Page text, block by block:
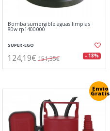
Bomba sumergible aguas limpias
80w rp1400000
SUPER-EGO
124,19€ 151,35€ - 18%
Envío
Gratis